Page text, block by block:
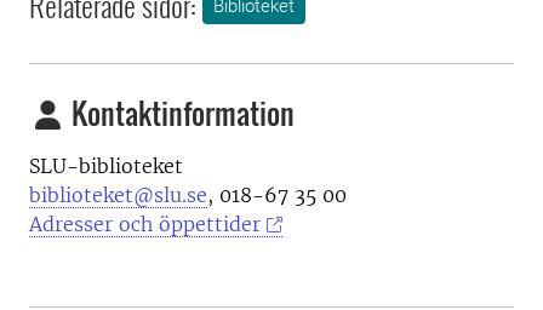
Biblioteket
Kontaktinformation
SLU-biblioteket
biblioteket@slu.se, 018-67 35 00
Adresser och öppettider